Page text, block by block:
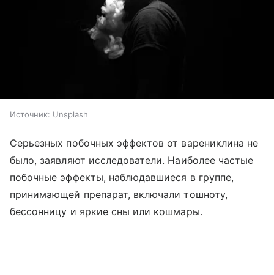
Источник: Unsplash
Серьезных побочных эффектов от варениклина не
было, заявляют исследователи. Наиболее частые
побочные эффекты, наблюдавшиеся в группе,
принимающей препарат, включали тошноту,
бессонницу и яркие сны или кошмары.